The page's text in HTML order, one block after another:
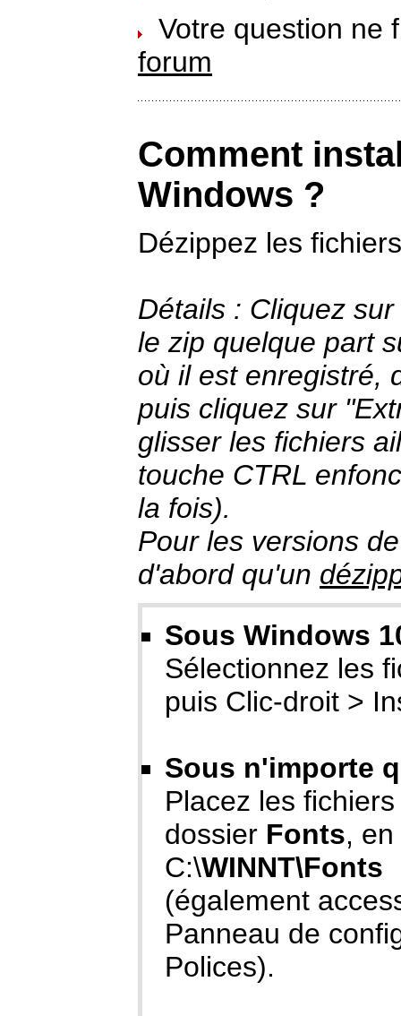
Votre question ne
forum
Comment
Windows ?
Dézippez les
Détails : Cliquez
le zip quelque part
où il est enregistré,
puis cliquez sur
glisser les fichiers
touche CTRL
la fois).
Pour les versions
d'abord qu'un
Sous Windows
Sélectionnez les
puis Clic-droit >
Sous n'importe
Placez les
dossier Fonts,
C:\WINNT\Fonts
(également
Panneau de
Polices).